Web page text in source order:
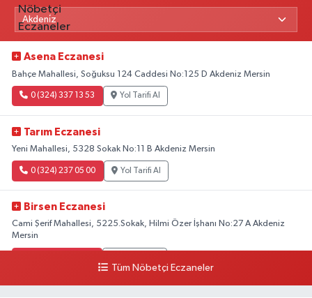
Asena Eczanesi
Bahçe Mahallesi, Soğuksu 124 Caddesi No:125 D Akdeniz Mersin
0 (324) 337 13 53 Yol Tarifi Al
Tarım Eczanesi
Yeni Mahallesi, 5328 Sokak No:11 B Akdeniz Mersin
0 (324) 237 05 00 Yol Tarifi Al
Birsen Eczanesi
Cami Şerif Mahallesi, 5225.Sokak, Hilmi Özer İşhanı No:27 A Akdeniz
Mersin
Tüm Nöbetçi Eczaneler